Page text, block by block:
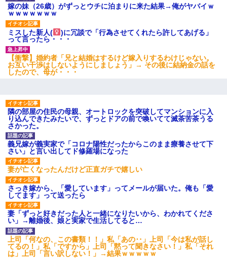
嫁の妹（26歳）がずっとウチに泊まりに来た結果→俺がヤバイｗ
ｗｗｗｗｗｗｗ
ミスした新人(
)に冗談で「行為させてくれたら許してあげる」
って言ったら・・・
【衝撃】婚約者「兄と結婚はするけど嫁入りするわけじゃない。
お互い干渉はしないようにしましょう」→ その後に結納金の話を
したので、母が・・・
隣の部屋の住民の母親、オートロックを突破してマンションに入
り込んできたみたいで、ずっとドアの前で喚いてて滅茶苦茶うる
さかった。
義兄嫁が義実家で「コロナ陽性だったからこのまま療養させて下
さい」と言い出してド修羅場になった
妻が亡くなったんだけど正直ガチで嬉しい
さっき嫁から、「愛しています」ってメールが届いた。俺も「愛
してます」って送ったら
妻「ずっと好きだった人と一緒になりたいから、わかれてくださ
い」→離婚後、娘と実家で生活してると…
上司「何なの、この書類！！」私「あの‥」上司「今は私が話し
てるの！」私「ですから」上司「黙って聞きなさい！」私「それ
は」上司「言い訳しない！」→結果ｗｗｗｗｗ